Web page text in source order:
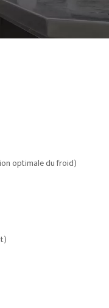
optimale du froid)